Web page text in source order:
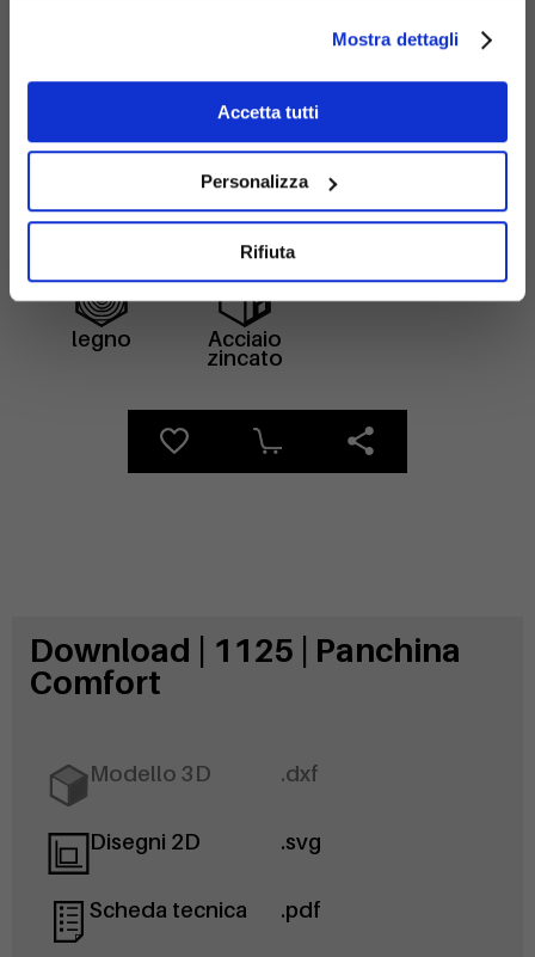
Mostra dettagli
Accetta tutti
Personalizza
Rifiuta
Materiali
legno Acciaio
zincato
Download | 1125 | Panchina
Comfort
Modello 3D .dxf
Disegni 2D .svg
Scheda tecnica .pdf